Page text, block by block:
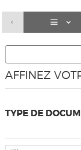
AFFINEZ
TYPE DE